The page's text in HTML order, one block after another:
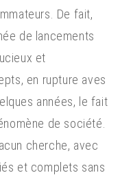
De fait,
de lancements
et
en rupture aves
années, le fait
de société.
cherche, avec
et complets sans